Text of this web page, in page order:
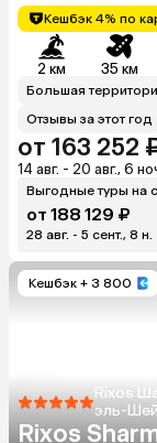
Кешбэк 4% по
2 км 35 км
Большая
Отзывы за этот год
от 163 252
14 авг. - 20 авг., 6
Выгодные туры на
от 188 129 ₽
28 авг. - 5 сент., 8 н.
Кешбэк + 3 800
Rixos
эль-
Rixos